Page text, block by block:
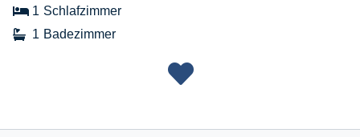
Schlafzimmer
1
Badezimmer
1